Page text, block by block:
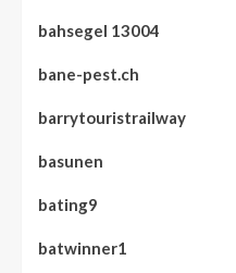
bahsegel 13004
bane-pest.ch
barrytouristrailway
basunen
bating9
batwinner1